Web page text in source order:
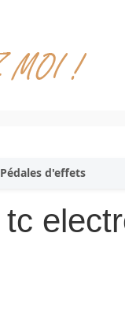
d'effets